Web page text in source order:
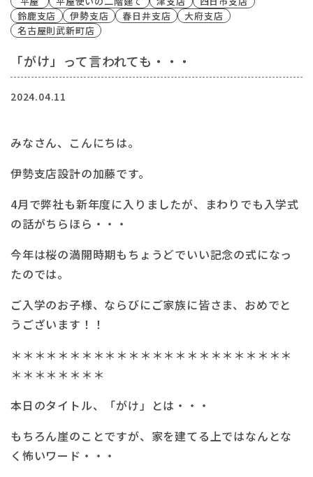
鈴鹿支店
伊勢支店 春日井支店
大府支店
名古屋則武新町店
「がけ」って言われても・・・
2024.04.11
みなさん、こんにちは。
伊勢支店設計の加藤です。
4月で弊社も新年度に入りましたが、まわりでも入学式
の話がちらほら・・・
今年は桜の満開時期もちょうどでいい記念の式になっ
たのでは。
ご入学のお子様、ならびにご家族に皆さま、おめでと
うございます！！
＊＊＊＊＊＊＊＊＊＊＊＊＊＊＊＊＊＊＊＊＊＊＊＊
＊＊＊＊＊＊＊＊
本日のタイトル、「がけ」とは・・・
もちろん崖のことですが、家を建てる上ではなんとな
く怖いワード・・・